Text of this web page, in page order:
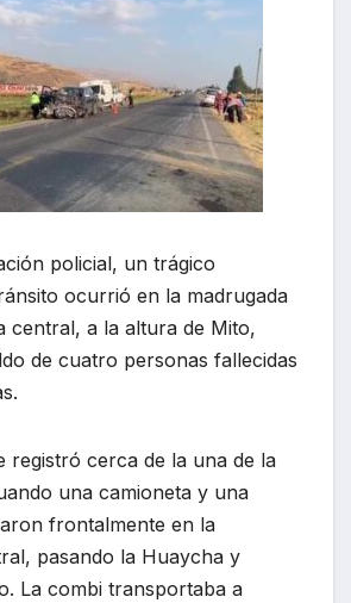
policial, un trágico
ocurrió en la madrugada
central, a la altura de Mito,
de cuatro personas fallecidas
registró cerca de la una de la
una camioneta y una
frontalmente en la
pasando la Huaycha y
La combi transportaba a